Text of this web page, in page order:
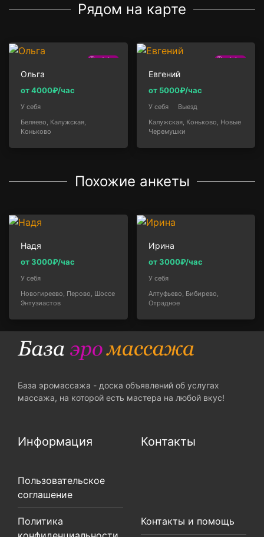
Рядом на карте
2.2км
Ольга
от 4000₽/час
У себя
Беляево, Калужская,
Коньково
2.6км
Евгений
от 5000₽/час
У себя
Выезд
Калужская, Коньково, Новые
Черемушки
Похожие анкеты
Надя
от 3000₽/час
У себя
Новогиреево, Перово, Шоссе
Энтузиастов
Ирина
от 3000₽/час
У себя
Алтуфьево, Бибирево,
Отрадное
База эромассажа - доска объявлений об услугах
массажа, на которой есть мастера на любой вкус!
Информация
Пользовательское
соглашение
Политика
Контакты
Контакты и помощь